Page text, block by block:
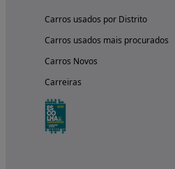
Carros usados por Distrito
Carros usados mais procurados
Carros Novos
Carreiras